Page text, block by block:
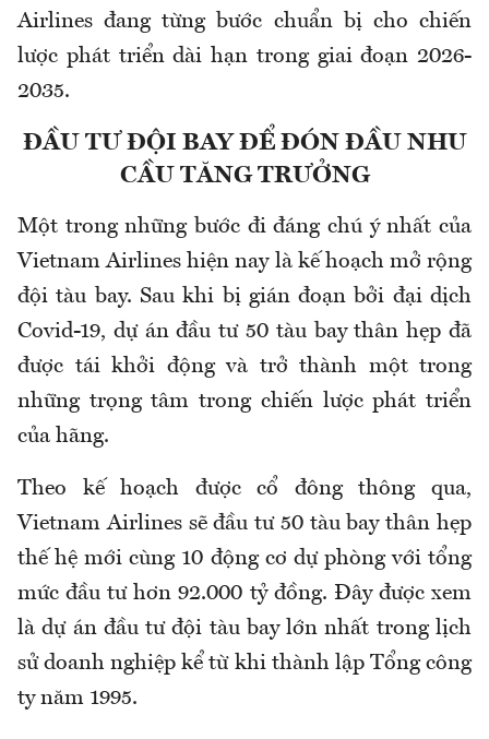
Airlines đang từng bước chuẩn bị cho chiến
lược phát triển dài hạn trong giai đoạn 2026-
2035.
ĐẦU TƯ ĐỘI BAY ĐỂ ĐÓN ĐẦU NHU
CẦU TĂNG TRƯỞNG
Một trong những bước đi đáng chú ý nhất của
Vietnam Airlines hiện nay là kế hoạch mở rộng
đội tàu bay. Sau khi bị gián đoạn bởi đại dịch
Covid-19, dự án đầu tư 50 tàu bay thân hẹp đã
được tái khởi động và trở thành một trong
những trọng tâm trong chiến lược phát triển
của hãng.
Theo kế hoạch được cổ đông thông qua,
Vietnam Airlines sẽ đầu tư 50 tàu bay thân hẹp
thế hệ mới cùng 10 động cơ dự phòng với tổng
mức đầu tư hơn 92.000 tỷ đồng. Đây được xem
là dự án đầu tư đội tàu bay lớn nhất trong lịch
sử doanh nghiệp kể từ khi thành lập Tổng công
ty năm 1995.